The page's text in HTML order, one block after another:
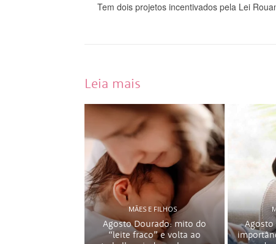
Tem dois projetos incentivados pela Lei
Leia mais
MÃES E FILHOS
Agosto Dourado: mito do
“leite fraco” e volta ao
Agosto